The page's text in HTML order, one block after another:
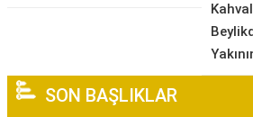
SON BAŞLIKLAR